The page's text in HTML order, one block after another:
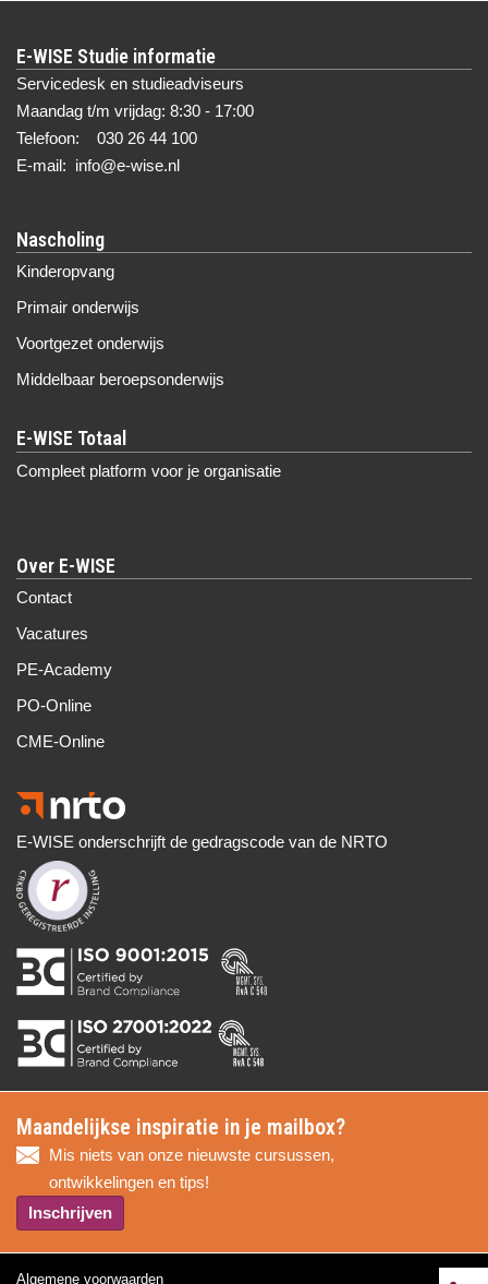
E-WISE Studie informatie
Servicedesk en studieadviseurs
Maandag t/m vrijdag: 8:30 - 17:00
Telefoon: 030 26 44 100
E-mail: info@e-wise.nl
Nascholing
Kinderopvang
Primair onderwijs
Voortgezet onderwijs
Middelbaar beroepsonderwijs
Compleet platform voor je organisatie
Over E-WISE
Contact
Vacatures
PE-Academy
PO-Online
CME-Online
E-WISE onderschrijft de gedragscode van de NRTO
Maandelijkse inspiratie in je mailbox?
Mis niets van onze nieuwste cursussen,
ontwikkelingen en tips!
Inschrijven
Algemene voorwaarden